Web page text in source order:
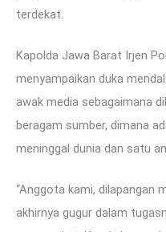
terdekat.
Kapolda Jawa Barat Irjen
menyampaikan duka
awak media sebagaimana
beragam sumber, dimana
meninggal dunia dan satu
“Anggota kami, dilapangan
akhirnya gugur dalam